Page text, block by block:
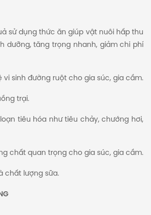
sử dụng thức ăn giúp vật nuôi hấp thu
dưỡng, tăng trọng nhanh, giảm chi phí
vi sinh đường ruột cho gia súc, gia cầm.
trại.
tiêu hóa như tiêu chảy, chướng hơi,
chất quan trọng cho gia súc, gia cầm.
chất lượng sữa.